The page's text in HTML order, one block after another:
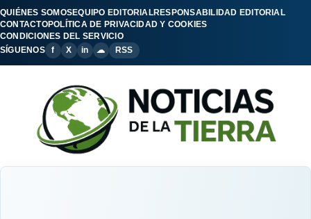
QUIÉNES SOMOSEQUIPO EDITORIALRESPONSABILIDAD EDITORIAL
CONTACTOPOLÍTICA DE PRIVACIDAD Y COOKIES
CONDICIONES DEL SERVICIO
SÍGUENOS
f X in ☁ RSS